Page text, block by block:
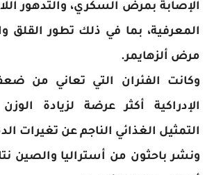
الإصابة بمرض السكري، والتدهور
المعرفية، بما في ذلك تطور القلق
مرض ألزهايمر.
وكانت الفئران التي تعاني من
الإدراكية أكثر عرضة لزيادة
التمثيل الغذائي الناجم عن تغيرات
ونشر باحثون من أستراليا والصين